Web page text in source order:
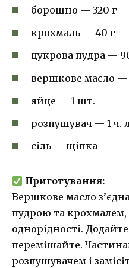
борошно — 320 г
крохмаль — 40 г
цукрова пудра —
вершкове масло —
яйце — 1 шт.
розпушувач — 1 ч.
сіль — щіпка
Приготування:
Вершкове масло
пудрою та
однорідності.
перемішайте.
розпушувачем і